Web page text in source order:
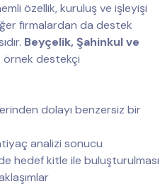
özellik, kuruluş ve işleyişi
firmalardan da destek
Beyçelik, Şahinkul ve
örnek destekçi
dolayı benzersiz bir
analizi sonucu
hedef kitle ile buluşturulması